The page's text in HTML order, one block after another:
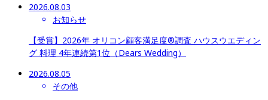
2026.08.03
お知らせ
【受賞】2026年 オリコン顧客満足度®調査 ハウスウエディン
グ 料理 4年連続第1位（Dears Wedding）
2026.08.05
その他